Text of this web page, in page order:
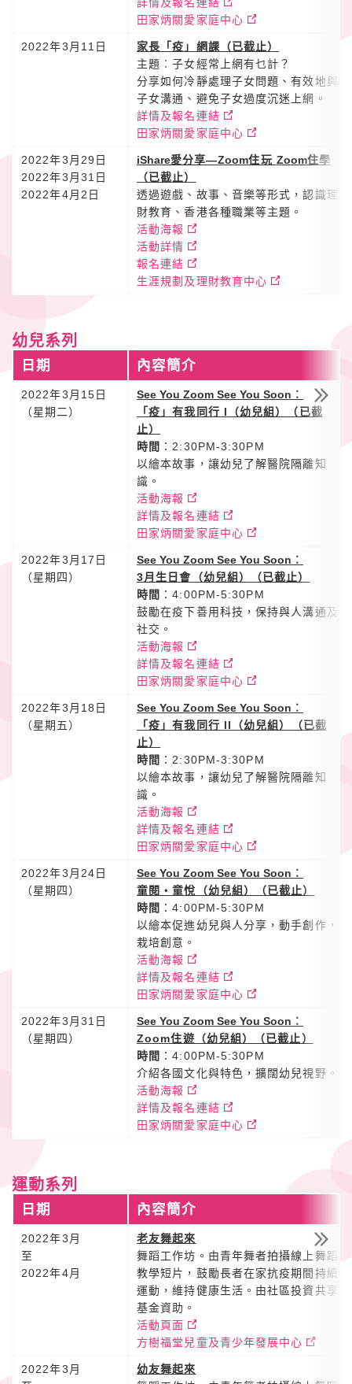
田家炳關愛家庭中心
2022年3月11日
家長「疫」網課（已截止）
主題︰子女經常上網有乜計？
分享如何冷靜處理子女問題、有效地與
子女溝通、避免子女過度沉迷上網。
詳情及報名連結
田家炳關愛家庭中心
2022年3月29日
2022年3月31日
2022年4月2日
iShare愛分享—Zoom住玩 Zoom住學​
（已截止）
透過遊戲、故事、音樂等形式，認識理
財教育、香港各種職業等主題。
活動海報
活動詳情
報名連結
生涯規劃及理財教育中心
幼兒系列
日期 內容簡介
2022年3月15日
（星期二）
See You Zoom See You Soon ︰
「疫」有我同行 I（幼兒組）（已截
止）
時間 ：2:30PM-3:30PM
以繪本故事，讓幼兒了解醫院隔離知
識。
活動海報
詳情及報名連結
田家炳關愛家庭中心
2022年3月17日
（星期四）
See You Zoom See You Soon ︰
3月生日會（幼兒組）（已截止）
時間 ：4:00PM-5:30PM
鼓勵在疫下善用科技，保持與人溝通及
社交。
活動海報
詳情及報名連結
田家炳關愛家庭中心
2022年3月18日
（星期五）
See You Zoom See You Soon ︰
「疫」有我同行 II（幼兒組）（已截
止）
時間 ：2:30PM-3:30PM
以繪本故事，讓幼兒了解醫院隔離知
識。
活動海報
詳情及報名連結
田家炳關愛家庭中心
2022年3月24日
（星期四）
See You Zoom See You Soon ︰
童閱‧童悅（幼兒組）（已截止）
時間 ：4:00PM-5:30PM
以繪本促進幼兒與人分享，動手創作，
栽培創意。
活動海報
詳情及報名連結
田家炳關愛家庭中心
2022年3月31日
（星期四）
See You Zoom See You Soon ︰
Zoom住遊（幼兒組）（已截止）
時間 ：4:00PM-5:30PM
介紹各國文化與特色，擴闊幼兒視野。
活動海報
詳情及報名連結
田家炳關愛家庭中心
運動系列
日期 內容簡介
2022年3月
至
2022年4月
老友舞起來
舞蹈工作坊。由青年舞者拍攝線上舞蹈
教學短片，鼓勵長者在家抗疫期間持續
運動，維持健康生活。由社區投資共享
基金資助。
活動頁面
方樹福堂兒童及青少年發展中心
2022年3月
幼友舞起來